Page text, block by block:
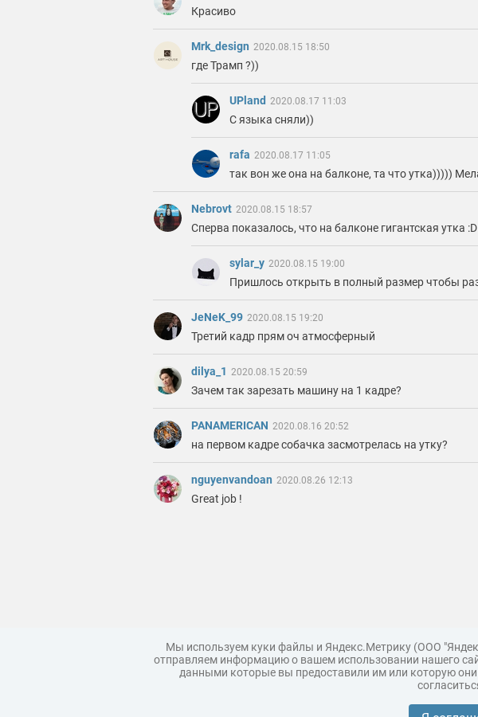
Красиво
Mrk_design 2020.08.15 18:50
где Трамп ?))
UPland 2020.08.17 11:03
С языка сняли))
rafa 2020.08.17 11:05
так вон же она на балконе, та что утка)))))
Nebrovt 2020.08.15 18:57
Сперва показалось, что на балконе гигантская утка :D
sylar_y 2020.08.15 19:00
Пришлось открыть в полный размер чтобы
JeNeK_99 2020.08.15 19:20
Третий кадр прям оч атмосферный
dilya_1 2020.08.15 20:59
Зачем так зарезать машину на 1 кадре?
PANAMERICAN 2020.08.16 20:52
на первом кадре собачка засмотрелась на утку?
nguyenvandoan 2020.08.26 12:13
Great job !
Поддержка Царь
Мы используем куки файлы и Яндекс.Метрику (ООО
отправляем информацию о вашем использовании нашего
данными которые вы предоставили им или которую